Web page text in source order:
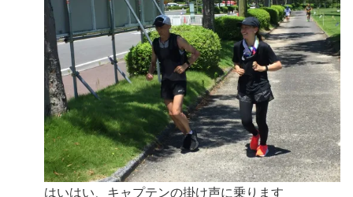
はいはい、キャプテンの掛け声に乗ります